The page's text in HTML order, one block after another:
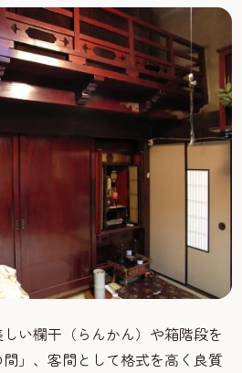
い欄干（らんかん）や箱階段を
」、客間として格式を高く良質